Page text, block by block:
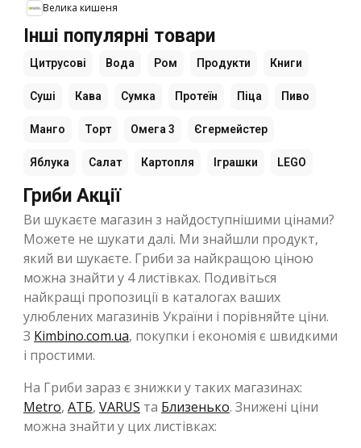
Велика кишеня
Інші популярні товари
Цитрусові Вода Ром Продукти Книги
Суші Кава Сумка Протеїн Піца Пиво
Манго Торт Омега 3 Єгермейстер
Яблука Салат Картопля Іграшки LEGO
Гриби Акції
Ви шукаєте магазин з найдоступнішими цінами?
Можете не шукати далі. Ми знайшли продукт,
який ви шукаєте. Гриби за найкращою ціною
можна знайти у 4 листівках. Подивіться
найкращі пропозиції в каталогах ваших
улюблених магазинів України і порівняйте ціни.
З Kimbino.com.ua, покупки і економія є швидкими
і простими.
На Гриби зараз є знижки у таких магазинах:
Metro, АТБ, VARUS та Близенько. Знижені ціни
можна знайти у цих листівках: